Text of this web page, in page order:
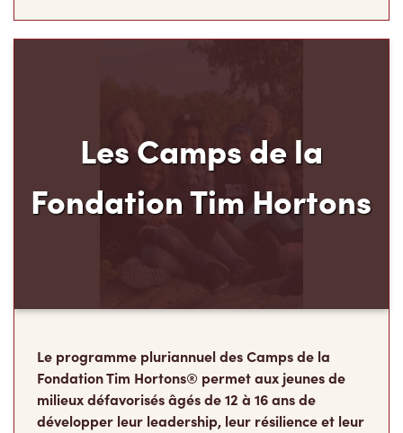
Les Camps de la
Fondation Tim Hortons
Le programme pluriannuel des Camps de la
Fondation Tim Hortons® permet aux jeunes de
milieux défavorisés âgés de 12 à 16 ans de
développer leur leadership, leur résilience et leur